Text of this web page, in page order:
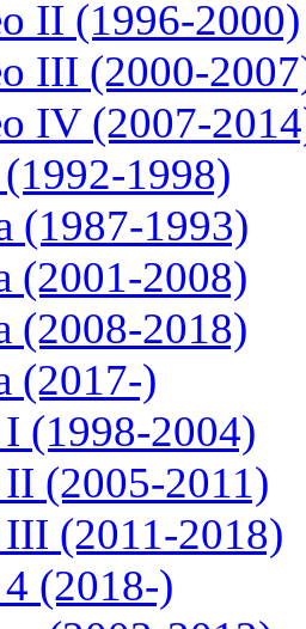
II (1996-2000)
III (2000-
IV (2007-
1998)
(1987-1993)
(2001-2008)
(2008-2018)
(2017-)
(1998-2004)
(2005-2011)
(2011-2018)
(2018-)